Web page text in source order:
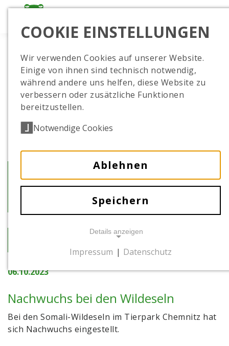
Nachwuchs bei den
06.10.2023
Nachwuchs bei den Wildeseln
Bei den Somali-Wildeseln im Tierpark Chemnitz hat
sich Nachwuchs eingestellt.
COOKIE EINSTELLUNGEN
Wir verwenden Cookies auf unserer Website.
Einige von ihnen sind technisch notwendig,
während andere uns helfen, diese Website zu
verbessern oder zusätzliche Funktionen
bereitzustellen.
Notwendige Cookies
Ablehnen
Speichern
Details anzeigen
NOTWENDIGE COOKIES
Notwendige Cookies ermöglichen
einwandfreie Funktion der Website
erforderlich.
Cookie Consent
Impressum | Datenschutz